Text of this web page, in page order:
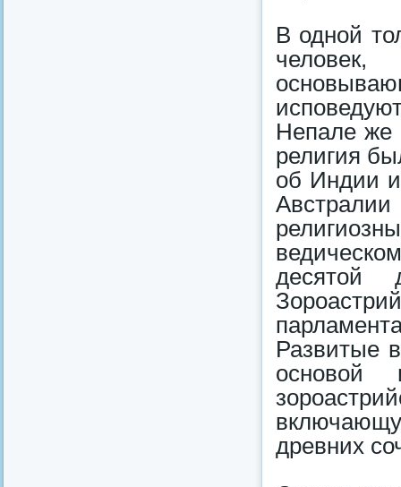
В одной
Непале же
религия
об Индии
десятой
Развитые
основой
древних